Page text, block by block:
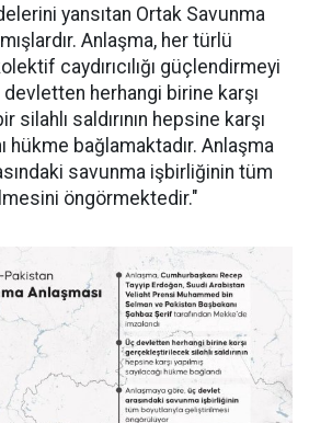
yansıtan Ortak Savunma
Anlaşma, her türlü
caydırıcılığı güçlendirmeyi
herhangi birine karşı
saldırının hepsine karşı
hükme bağlamaktadır. Anlaşma
savunma işbirliğinin tüm
öngörmektedir."